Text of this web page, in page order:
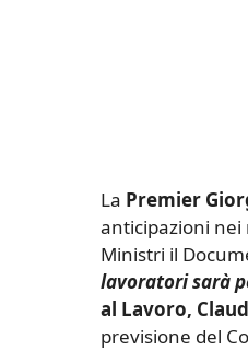
La Premier
anticipazioni nei
Ministri il
lavoratori sarà
al Lavoro,
previsione del